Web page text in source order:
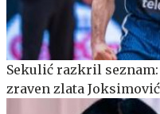
Sekulić razkril
zraven zlata